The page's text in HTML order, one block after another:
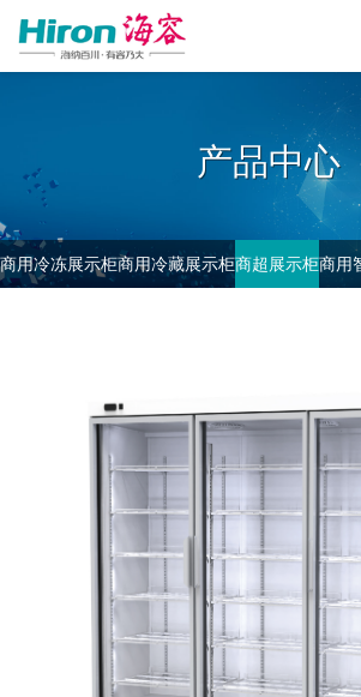
产品中心
商用冷冻展示柜商用冷藏展示柜商超展示柜商用